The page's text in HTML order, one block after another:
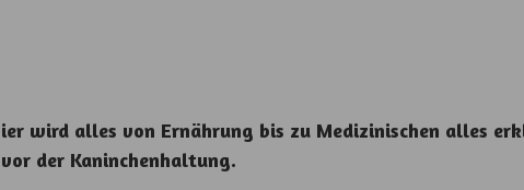
wird alles von Ernährung bis zu Medizinischen alles
der Kaninchenhaltung.